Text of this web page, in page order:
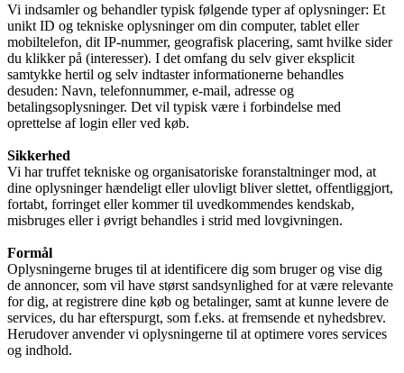
Vi indsamler og behandler typisk følgende typer af oplysninger: Et
unikt ID og tekniske oplysninger om din computer, tablet eller
mobiltelefon, dit IP-nummer, geografisk placering, samt hvilke sider
du klikker på (interesser). I det omfang du selv giver eksplicit
samtykke hertil og selv indtaster informationerne behandles
desuden: Navn, telefonnummer, e-mail, adresse og
betalingsoplysninger. Det vil typisk være i forbindelse med
oprettelse af login eller ved køb.
Sikkerhed
Vi har truffet tekniske og organisatoriske foranstaltninger mod, at
dine oplysninger hændeligt eller ulovligt bliver slettet, offentliggjort,
fortabt, forringet eller kommer til uvedkommendes kendskab,
misbruges eller i øvrigt behandles i strid med lovgivningen.
Formål
Oplysningerne bruges til at identificere dig som bruger og vise dig
de annoncer, som vil have størst sandsynlighed for at være relevante
for dig, at registrere dine køb og betalinger, samt at kunne levere de
services, du har efterspurgt, som f.eks. at fremsende et nyhedsbrev.
Herudover anvender vi oplysningerne til at optimere vores services
og indhold.